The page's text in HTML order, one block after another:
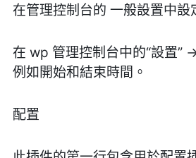
在管理控制台的 一般設置中設
在 wp 管理控制台中的“設置”
例如開始和結束時間。
配置